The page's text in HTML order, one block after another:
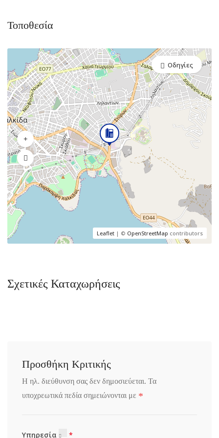
Τοποθεσία
Leaflet | © OpenStreetMap contributors
Οδηγίες
Σχετικές Καταχωρήσεις
Προσθήκη Κριτικής
Η ηλ. διεύθυνση σας δεν δημοσιεύεται. Τα
υποχρεωτικά πεδία σημειώνονται με *
Υπηρεσία